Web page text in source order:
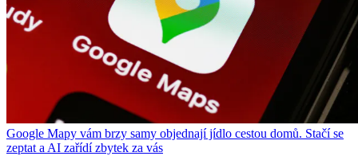
Google Mapy vám brzy samy objednají jídlo cestou domů. Stačí se
zeptat a AI zařídí zbytek za vás